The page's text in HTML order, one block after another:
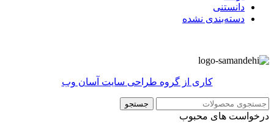
دانستنی
دسته‌بندی نشده
کاری از گروه طراحی سایت آسان وب
جستجو
درخواست های محبوب